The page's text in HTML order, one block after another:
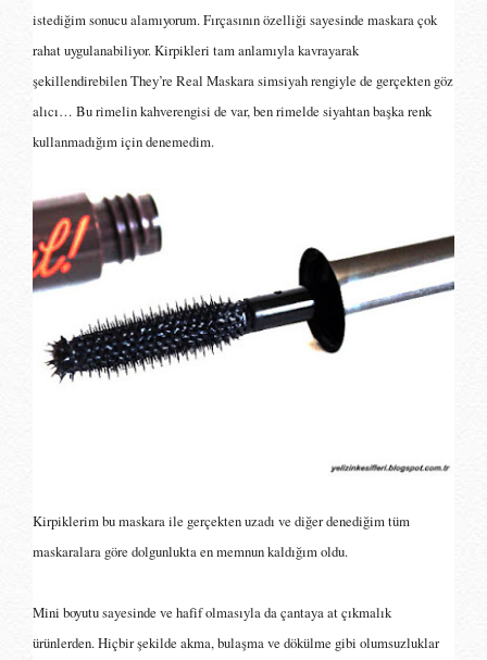
istediğim sonucu alamıyorum. Fırçasının özelliği sayesinde maskara çok
rahat uygulanabiliyor. Kirpikleri tam anlamıyla kavrayarak
şekillendirebilen They’re Real Maskara simsiyah rengiyle de gerçekten göz
alıcı… Bu rimelin kahverengisi de var, ben rimelde siyahtan başka renk
kullanmadığım için denemedim.
Kirpiklerim bu maskara ile gerçekten uzadı ve diğer denediğim tüm
maskaralara göre dolgunlukta en memnun kaldığım oldu.
Mini boyutu sayesinde ve hafif olmasıyla da çantaya at çıkmalık
ürünlerden. Hiçbir şekilde akma, bulaşma ve dökülme gibi olumsuzluklar